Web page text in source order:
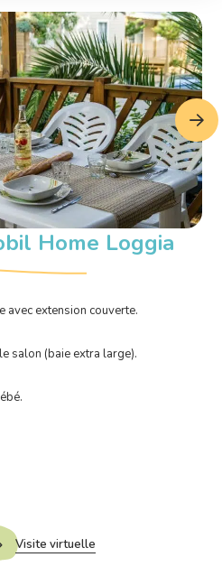
Home Loggia
avec extension couverte.
salon (baie extra large).
Visite virtuelle